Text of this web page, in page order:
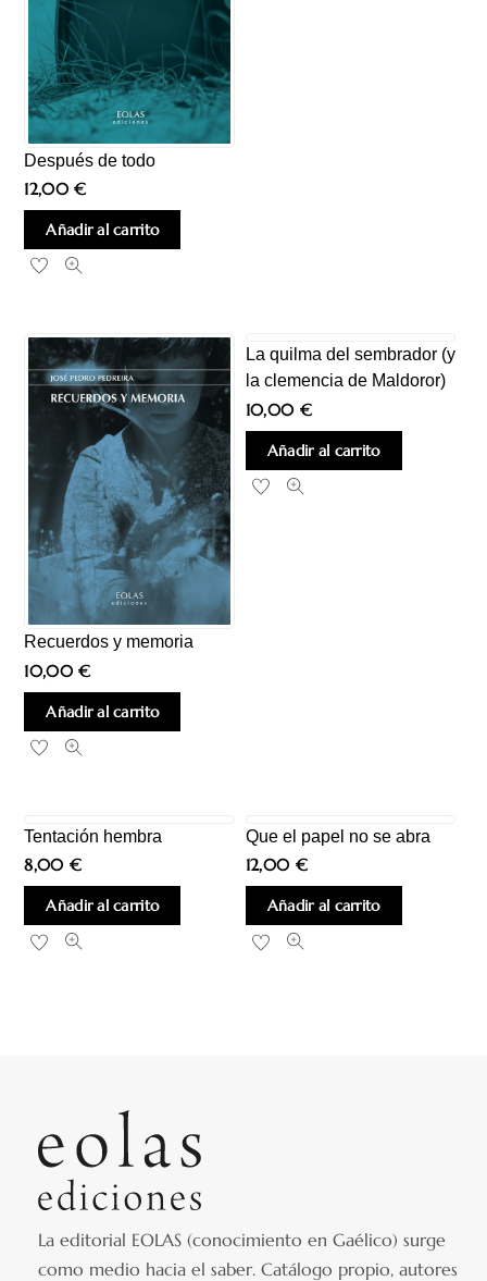
Después de todo
12,00€
Añadir al carrito
Recuerdos y memoria
10,00€
Añadir al carrito
La quilma del sembrador (y
la clemencia de Maldoror)
10,00 €
Añadir al carrito
Tentación hembra
8,00 €
Añadir al carrito
Que el papel no se abra
12,00 €
Añadir al carrito
La editorial EOLAS (conocimiento en Gaélico) surge
como medio hacia el saber.Catálogo propio, autores